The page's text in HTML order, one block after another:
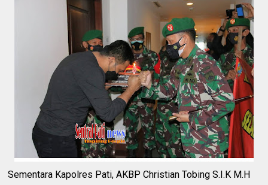
Sementara Kapolres Pati, AKBP Christian Tobing S.I.K M.H